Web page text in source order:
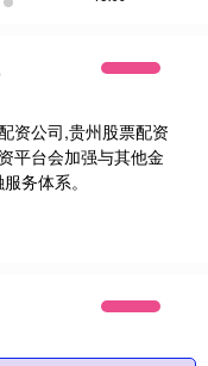
资公司,贵州股票配资
平台会加强与其他金
务体系。